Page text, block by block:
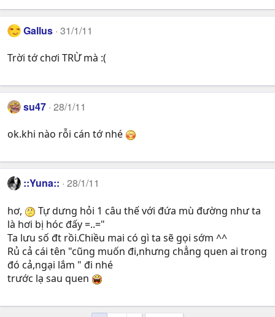
Gallus 31/1/11
Trời tớ chơi TRỪ mà :(
su47 28/1/11
ok.khi nào rỗi cán tớ nhé
::Yuna:: 28/1/11
hơ,
Tự dưng hỏi 1 câu thế với đứa mù đường như ta
là hơi bị hóc đấy =..="
Ta lưu số đt rồi.Chiều mai có gì ta sẽ gọi sớm ^^
Rủ cả cái tên "cũng muốn đi,nhưng chẳng quen ai trong
đó cả,ngại lắm " đi nhé
trước lạ sau quen